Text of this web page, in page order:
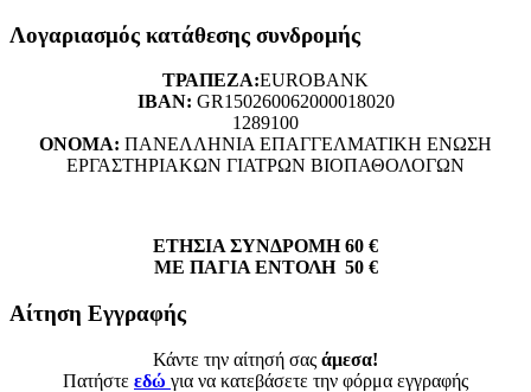
Λογαριασμός κατάθεσης συνδρομής
ΤΡΑΠΕΖΑ:EUROBANK
ΙΒΑΝ: GR150260062000018020
1289100
ΟΝΟΜΑ: ΠΑΝΕΛΛΗΝΙΑ ΕΠΑΓΓΕΛΜΑΤΙΚΗ ΕΝΩΣΗ
ΕΡΓΑΣΤΗΡΙΑΚΩΝ ΓΙΑΤΡΩΝ ΒΙΟΠΑΘΟΛΟΓΩΝ
ΕΤΗΣΙΑ ΣΥΝΔΡΟΜΗ 60 €
ΜΕ ΠΑΓΙΑ ΕΝΤΟΛΗ 50 €
Αίτηση Εγγραφής
Κάντε την αίτησή σας άμεσα!
Πατήστε εδώ για να κατεβάσετε την φόρμα εγγραφής